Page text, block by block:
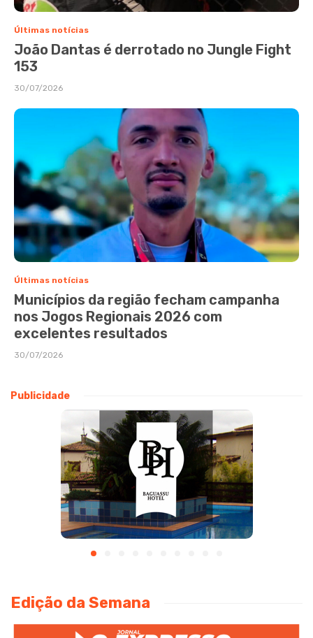
Últimas notícias
João Dantas é derrotado no Jungle Fight
153
30/07/2026
Últimas notícias
Municípios da região fecham campanha
nos Jogos Regionais 2026 com
excelentes resultados
30/07/2026
Publicidade
Edição da Semana